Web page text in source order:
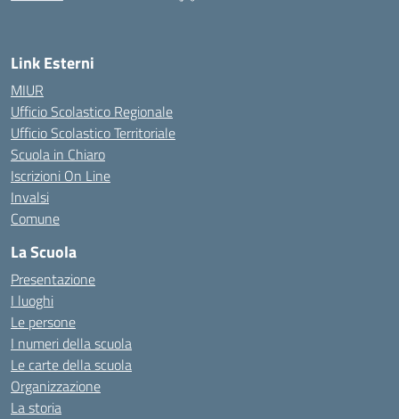
Link Esterni
MIUR
Ufficio Scolastico Regionale
Ufficio Scolastico Territoriale
Scuola in Chiaro
Iscrizioni On Line
Invalsi
Comune
La Scuola
Presentazione
I luoghi
Le persone
I numeri della scuola
Le carte della scuola
Organizzazione
La storia